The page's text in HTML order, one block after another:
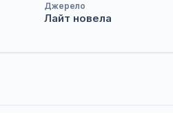
Джерело
Лайт новела